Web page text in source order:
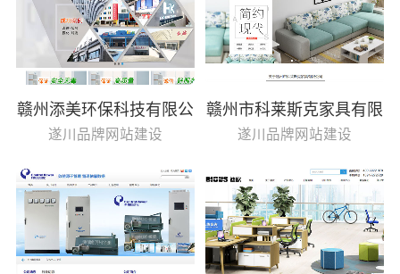
赣州添美环保科技有限公
司
遂川品牌网站建设
赣州市科莱斯克家具有限
公司
遂川品牌网站建设